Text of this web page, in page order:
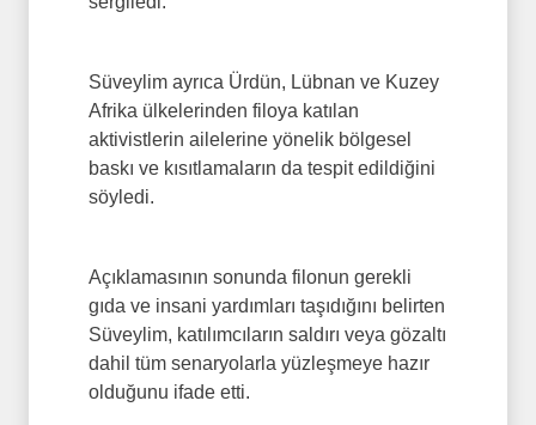
Süveylim ayrıca Ürdün, Lübnan ve Kuzey
Afrika ülkelerinden filoya katılan
aktivistlerin ailelerine yönelik bölgesel
baskı ve kısıtlamaların da tespit edildiğini
söyledi.
Açıklamasının sonunda filonun gerekli
gıda ve insani yardımları taşıdığını belirten
Süveylim, katılımcıların saldırı veya gözaltı
dahil tüm senaryolarla yüzleşmeye hazır
olduğunu ifade etti.